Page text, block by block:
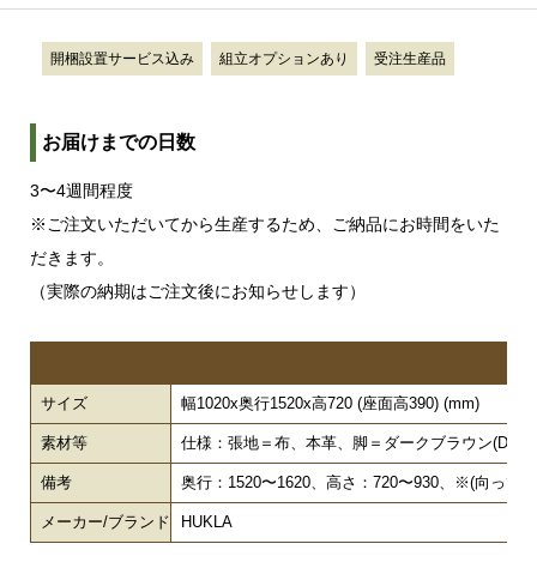
開梱設置サービス込み 組立オプションあり 受注生産品
お届けまでの日数
3〜4週間程度
※ご注文いただいてから生産するため、ご納品にお時間をいた
だきます。
（実際の納期はご注文後にお知らせします）
サイズ 幅1020x奥行1520x高720 (座面高390) (mm)
素材等 仕様：張地＝布、本革、脚＝ダークブラウン(DB)
備考 奥行：1520〜1620、高さ：720〜930、※(向って
メーカー/ブランド HUKLA